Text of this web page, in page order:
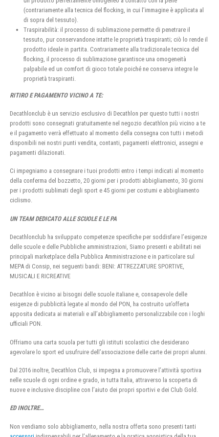
(contrariamente alla tecnica del flocking, in cui l’immagine è applicata al
di sopra del tessuto).
Traspirabilità: il processo di sublimazione permette di penetrare il
tessuto, pur conservandone intatte le proprietà traspiranti; ciò lo rende il
prodotto ideale in partita. Contrariamente alla tradizionale tecnica del
flocking, il processo di sublimazione garantisce una omogeneità
palpabile ed un comfort di gioco totale poiché ne conserva integre le
proprietà traspiranti.
RITIRO E PAGAMENTO VICINO A TE:
Decathlonclub è un servizio esclusivo di Decathlon per questo tutti i nostri
prodotti sono consegnati gratuitamente nel negozio decathlon più vicino a te
e il pagamento verrà effettuato al momento della consegna con tutti i metodi
disponibili nei nostri punti vendita, contanti, pagamenti elettronici, assegni e
pagamenti dilazionati.
Ci impegniamo a consegnare i tuoi prodotti entro i tempi indicati al momento
della conferma del bozzetto, 20 giorni per i prodotti abbigliamento, 30 giorni
per i prodotti sublimati degli sport e 45 giorni per costumi e abbigliamento
ciclismo.
UN TEAM DEDICATO ALLE SCUOLE E LE PA
Decathlonclub ha sviluppato competenze specifiche per soddisfare l’esigenze
delle scuole e delle Pubbliche amministrazioni, Siamo presenti e abilitati nei
principali marketplace della Pubblica Amministrazione e in particolare sul
MEPA di Consip, nei seguenti bandi: BENI: ATTREZZATURE SPORTIVE,
MUSICALI E RICREATIVE
Decathlon è vicino ai bisogni delle scuole italiane e, consapevole delle
esigenze di pubblicità legate al mondo del PON, ha costruito un’offerta
apposita dedicata ai materiali e all’abbigliamento personalizzabile con i loghi
ufficiali PON.
Offriamo una carta scuola per tutti gli istituti scolastici che desiderano
agevolare lo sport ed usufruire dell’associazione delle carte dei propri alunni.
Dal 2016 inoltre, Decathlon Club, si impegna a promuovere l’attività sportiva
nelle scuole di ogni ordine e grado, in tutta Italia, attraverso la scoperta di
nuove e inclusive discipline con l’aiuto dei propri sportivi e dei Club Gold.
ED INOLTRE…
Non vendiamo solo abbigliamento, nella nostra offerta sono presenti tanti